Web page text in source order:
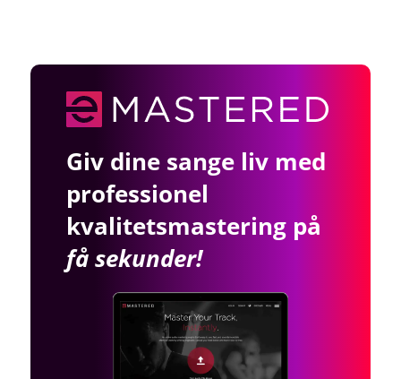
Giv dine sange liv med
professionel
kvalitetsmastering på
få sekunder!